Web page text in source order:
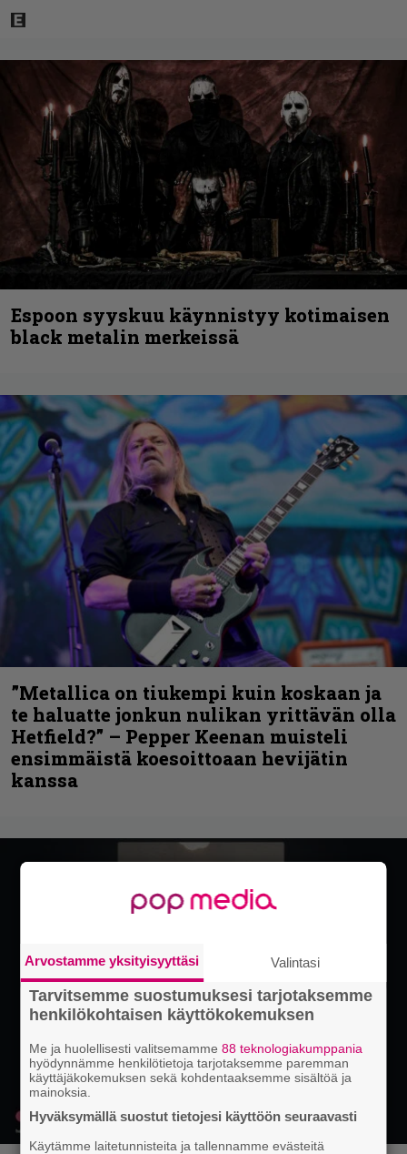
Espoon syyskuu käynnistyy kotimaisen
black metalin merkeissä
”Metallica on tiukempi kuin koskaan ja
te haluatte jonkun nulikan yrittävän olla
Hetfield?” – Pepper Keenan muisteli
ensimmäistä koesoittoaan hevijätin
kanssa
Arvostamme yksityisyyttäsi Valintasi
Tarvitsemme suostumuksesi tarjotaksemme
henkilökohtaisen käyttökokemuksen
Me ja huolellisesti valitsemamme88 teknologiakumppania
hyödynnämme henkilötietoja tarjotaksemme paremman
käyttäjäkokemuksen sekä kohdentaaksemme sisältöä ja
mainoksia.
Hyväksymällä suostut tietojesi käyttöön seuraavasti
Käytämme laitetunnisteita ja tallennamme evästeitä